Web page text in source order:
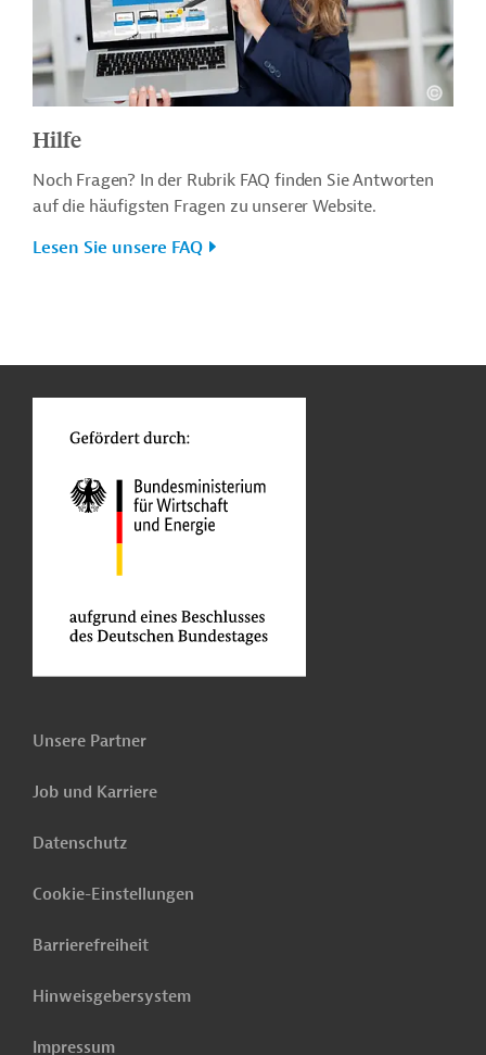
Hilfe
Noch Fragen? In der Rubrik FAQ finden Sie Antworten
auf die häufigsten Fragen zu unserer Website.
Lesen Sie unsere FAQ
Unsere Partner
Job und Karriere
Datenschutz
Cookie-Einstellungen
Barrierefreiheit
Hinweisgebersystem
Impressum